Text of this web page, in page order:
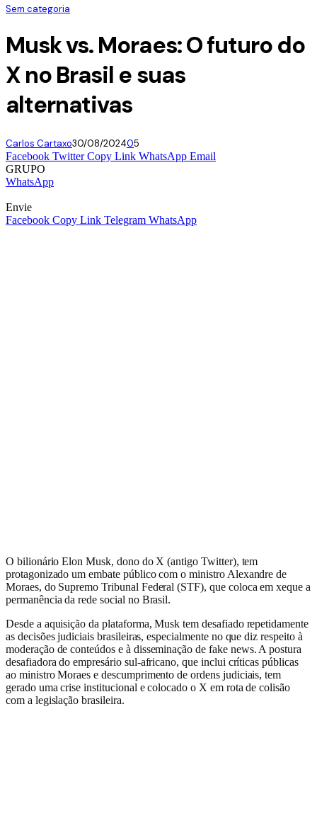
Sem categoria
Musk vs. Moraes: O futuro do
X no Brasil e suas
alternativas
Carlos Cartaxo30/08/202405
Facebook Twitter Copy Link WhatsApp Email
GRUPO
WhatsApp
Envie
Facebook Copy Link Telegram WhatsApp
O bilionário Elon Musk, dono do X (antigo Twitter), tem
protagonizado um embate público com o ministro Alexandre de
Moraes, do Supremo Tribunal Federal (STF), que coloca em xeque a
permanência da rede social no Brasil.
Desde a aquisição da plataforma, Musk tem desafiado repetidamente
as decisões judiciais brasileiras, especialmente no que diz respeito à
moderação de conteúdos e à disseminação de fake news. A postura
desafiadora do empresário sul-africano, que inclui críticas públicas
ao ministro Moraes e descumprimento de ordens judiciais, tem
gerado uma crise institucional e colocado o X em rota de colisão
com a legislação brasileira.